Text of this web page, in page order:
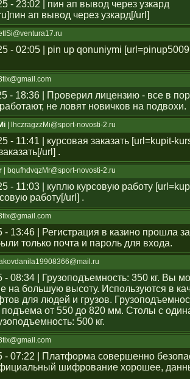
- 23:02 | пин ап вывод через узкард
ап вывод через узкард[/url]
- 02:05 | pin up qonuniymi
- 18:36 | Проверил лицензию - все в
не ловят новичков на подвохи.
| lhczragzzMi@sport-novosti-2.ru
- 11:41 | курсовая заказать [url=kupit-
url] .
| bqufhdvqzMr@sport-novosti-2.ru
- 11:03 | куплю курсовую работу
работу[/url] .
- 13:46 | Регистрация в казино прошла
только почта и пароль для входа.
- 08:34 | Грузоподъемность: 350 кг. Вы
на большую высоту. Используются в
для людей и грузов.
подъема от 550 до 820 мм. Столы с
500 кг.
- 07:22 | Платформа совершенно
шифрование хорошее,